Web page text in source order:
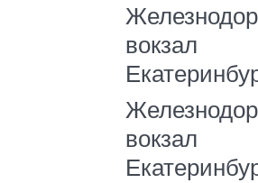
вокзал
вокзал